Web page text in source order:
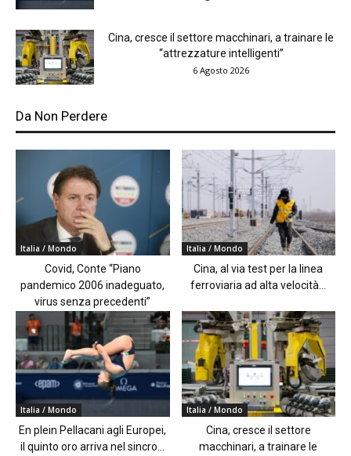
Cina, cresce il settore macchinari, a trainare le
“attrezzature intelligenti”
6 Agosto 2026
Da Non Perdere
Italia / Mondo
Covid, Conte “Piano
pandemico 2006 inadeguato,
virus senza precedenti”
Italia / Mondo
Cina, al via test per la linea
ferroviaria ad alta velocità...
Italia / Mondo
En plein Pellacani agli Europei,
il quinto oro arriva nel sincro...
Italia / Mondo
Cina, cresce il settore
macchinari, a trainare le